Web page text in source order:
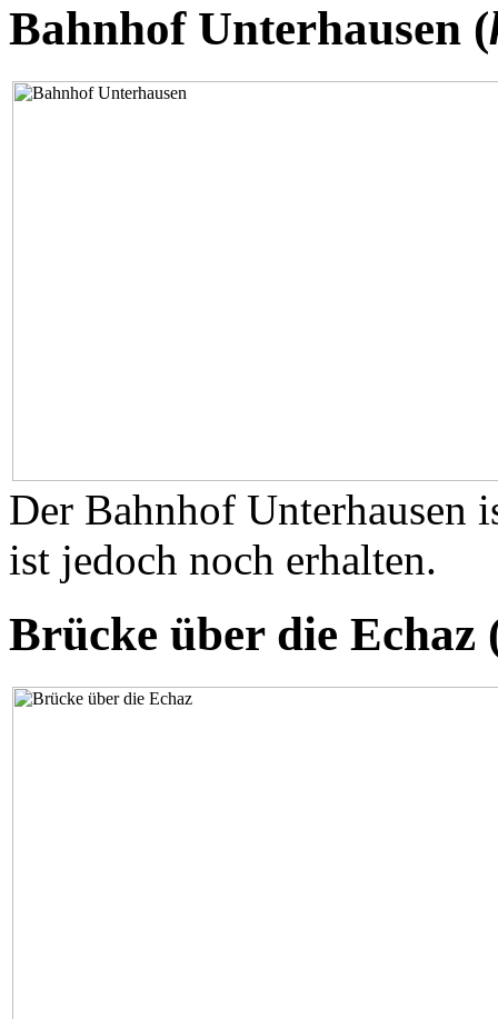
Bahnhof Unterhausen (
Der Bahnhof Unterhausen
ist jedoch noch erhalten.
Brücke über die Echaz